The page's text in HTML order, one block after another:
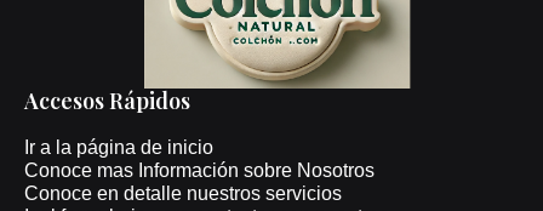
Accesos Rápidos
Ir a la página de inicio
Conoce mas Información sobre Nosotros
Conoce en detalle nuestros servicios